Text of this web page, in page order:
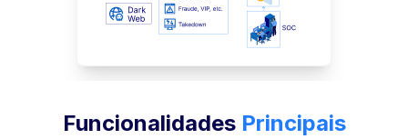
Funcionalidades Principais